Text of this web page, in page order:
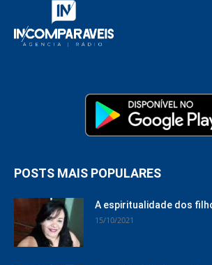
POSTS MAIS POPULARES
A espiritualidade dos
15/10/2021